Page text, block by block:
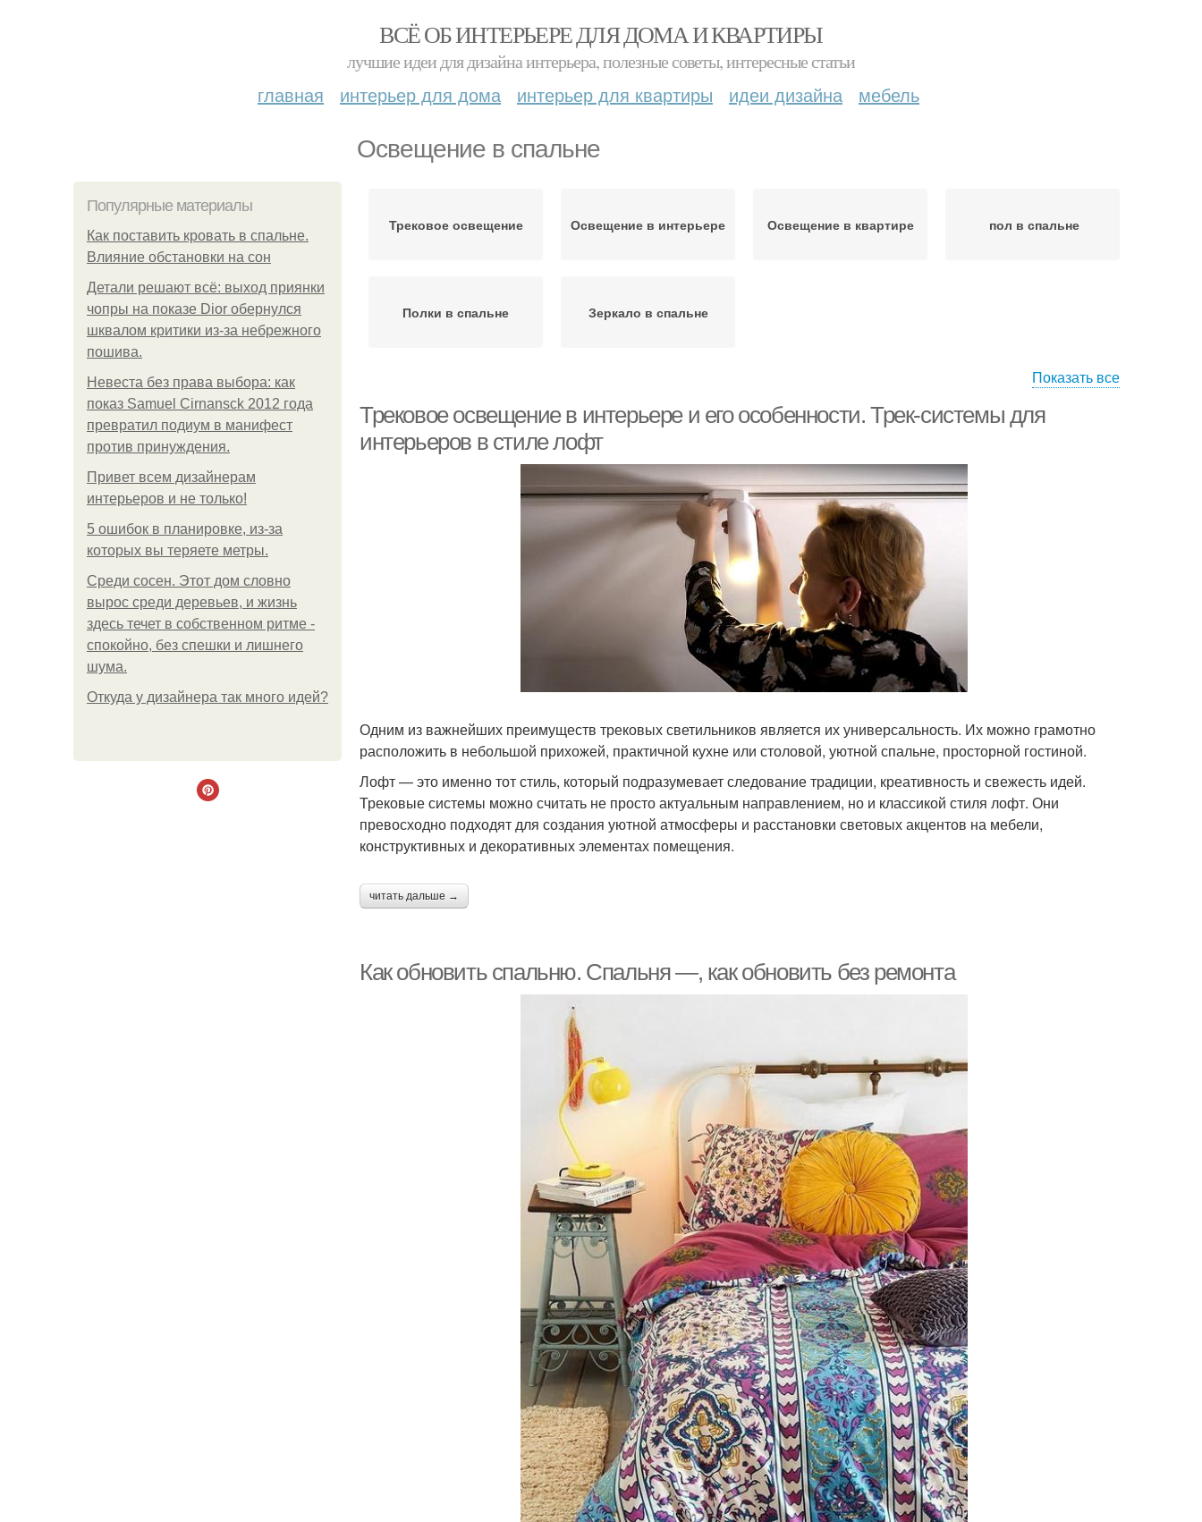
ВСЁ ОБ ИНТЕРЬЕРЕ ДЛЯ ДОМА И КВАРТИРЫ
лучшие идеи для дизайна интерьера, полезные советы, интересные статьи
главная интерьер для дома интерьер для квартиры идеи дизайна мебель
Освещение в спальне
Популярные материалы
Как поставить кровать в спальне.
Влияние обстановки на сон
Детали решают всё: выход приянки
чопры на показе Dior обернулся
шквалом критики из-за небрежного
пошива.
Невеста без права выбора: как
показ Samuel Cirnansck 2012 года
превратил подиум в манифест
против принуждения.
Привет всем дизайнерам
интерьеров и не только!
5 ошибок в планировке, из-за
которых вы теряете метры.
Среди сосен. Этот дом словно
вырос среди деревьев, и жизнь
здесь течет в собственном ритме -
спокойно, без спешки и лишнего
шума.
Откуда у дизайнера так много идей?
Трековое освещение Освещение в интерьере Освещение в квартире пол в спальне
Полки в спальне Зеркало в спальне
Показать все
Трековое освещение в интерьере и его особенности. Трек-системы для
интерьеров в стиле лофт
Одним из важнейших преимуществ трековых светильников является их универсальность. Их можно грамотно
расположить в небольшой прихожей, практичной кухне или столовой, уютной спальне, просторной гостиной.
Лофт — это именно тот стиль, который подразумевает следование традиции, креативность и свежесть идей.
Трековые системы можно считать не просто актуальным направлением, но и классикой стиля лофт. Они
превосходно подходят для создания уютной атмосферы и расстановки световых акцентов на мебели,
конструктивных и декоративных элементах помещения.
читать дальше →
Как обновить спальню. Спальня —, как обновить без ремонта